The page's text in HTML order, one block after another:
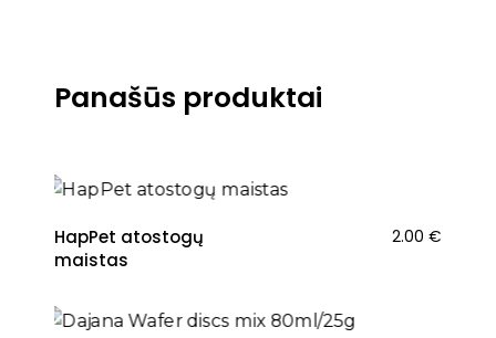
Panašūs produktai
HapPet atostogų
maistas
2.00 €